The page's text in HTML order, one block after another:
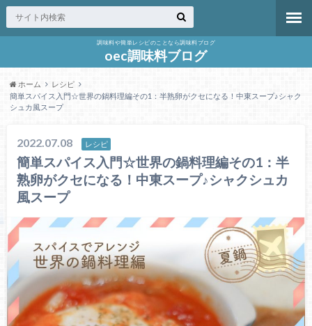
調味料や簡単レシピのことなら調味料ブログ
oec調味料ブログ
ホーム
レシピ
簡単スパイス入門☆世界の鍋料理編その1：半熟卵がクセになる！中東スープ♪シャク
シュカ風スープ
2022.07.08 レシピ
簡単スパイス入門☆世界の鍋料理編その1：半
熟卵がクセになる！中東スープ♪シャクシュカ
風スープ